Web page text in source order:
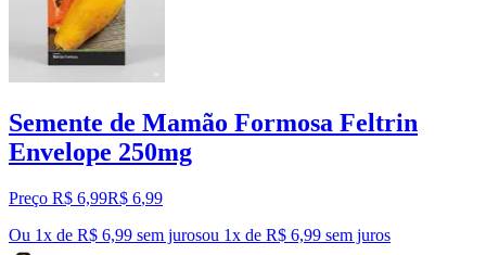
Semente de Mamão Formosa Feltrin
Envelope 250mg
Preço R$ 6,99R$ 6,99
Ou 1x de R$ 6,99 sem jurosou 1x de R$ 6,99 sem juros